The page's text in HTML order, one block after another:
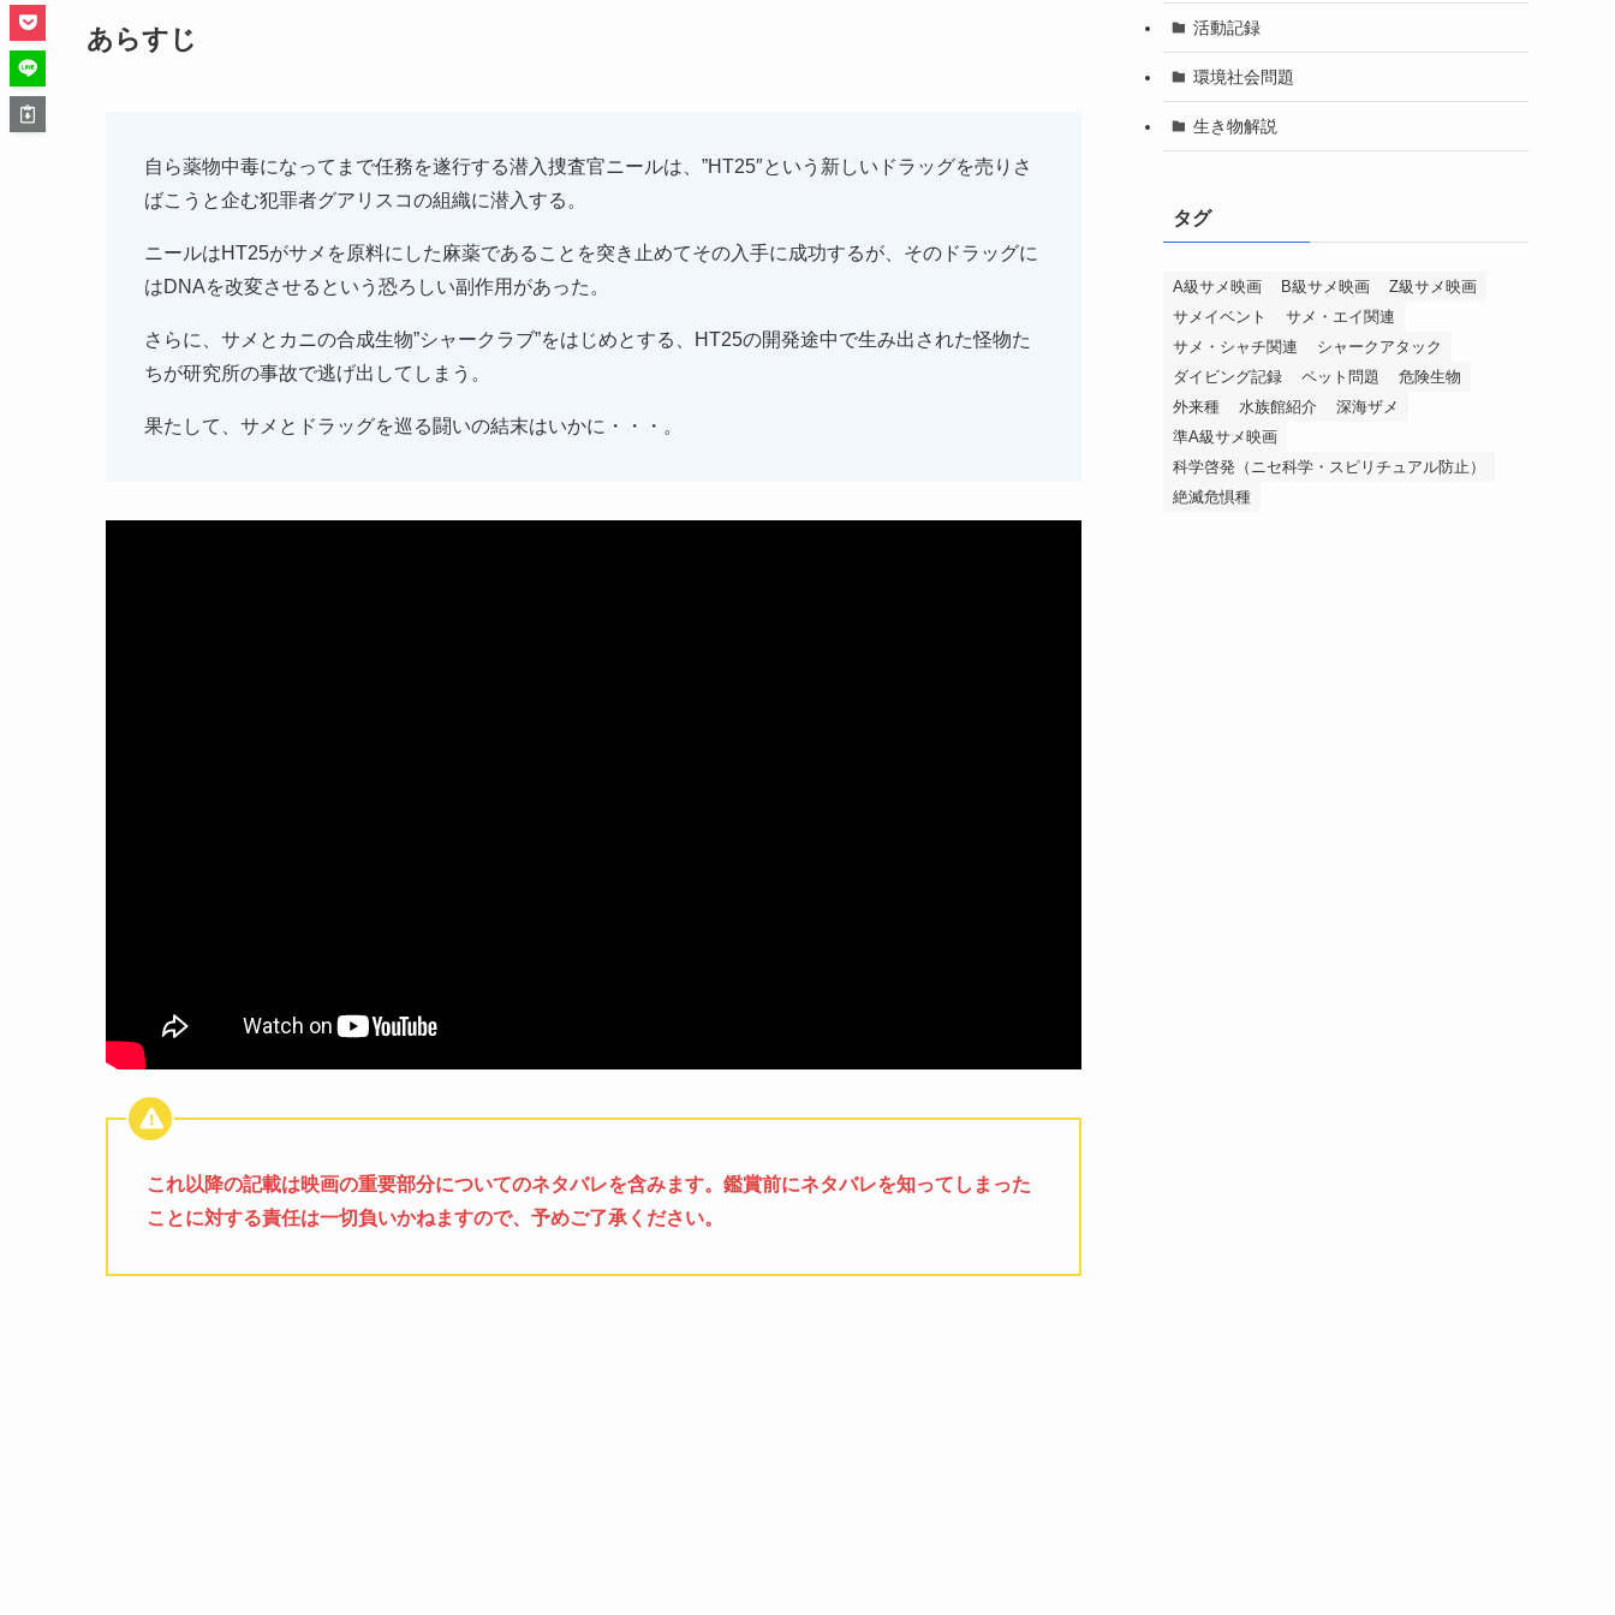
あらすじ
自ら薬物中毒になってまで任務を遂行する潜入捜査官ニールは、”HT25″という新しいドラッグを売りさ
ばこうと企む犯罪者グアリスコの組織に潜入する。
ニールはHT25がサメを原料にした麻薬であることを突き止めてその入手に成功するが、そのドラッグに
はDNAを改変させるという恐ろしい副作用があった。
さらに、サメとカニの合成生物”シャークラブ”をはじめとする、HT25の開発途中で生み出された怪物た
ちが研究所の事故で逃げ出してしまう。
果たして、サメとドラッグを巡る闘いの結末はいかに・・・。
これ以降の記載は映画の重要部分についてのネタバレを含みます。鑑賞前にネタバレを知ってしまった
ことに対する責任は一切負いかねますので、予めご了承ください。
活動記録
環境社会問題
生き物解説
タグ
A級サメ映画 B級サメ映画
Z級サメ映画
サメイベント
サメ・エイ関連
サメ・シャチ関連
シャークアタック
ダイビング記録
ペット問題
危険生物
外来種
水族館紹介
深海ザメ
準A級サメ映画
科学啓発（ニセ科学・スピリチュアル防止）
絶滅危惧種